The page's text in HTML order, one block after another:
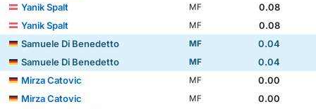
Yanik Spalt
MF
0.08
Yanik Spalt
MF
0.08
Samuele Di Benedetto
MF
0.04
Samuele Di Benedetto
MF
0.04
Mirza Catovic
MF
0.00
Mirza Catovic
MF
0.00